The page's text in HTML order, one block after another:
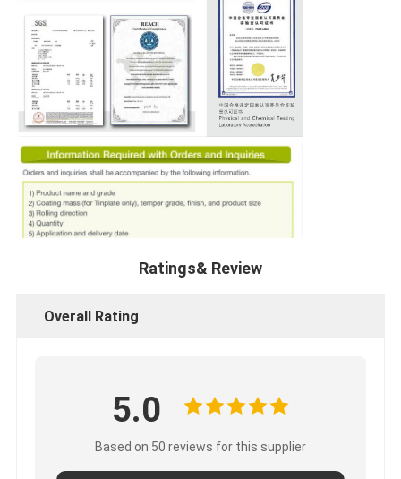
Ratings& Review
Overall Rating
5.0
Based on 50 reviews for this supplier